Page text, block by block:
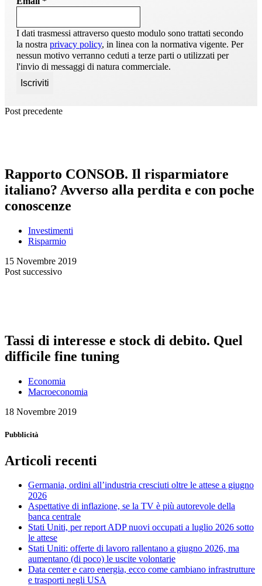
I dati trasmessi attraverso questo modulo sono trattati secondo
la nostra privacy policy, in linea con la normativa vigente. Per
nessun motivo verranno ceduti a terze parti o utilizzati per
l'invio di messaggi di natura commerciale.
Post precedente
Rapporto CONSOB. Il risparmiatore
italiano? Avverso alla perdita e con poche
conoscenze
Investimenti
Risparmio
15 Novembre 2019
Post successivo
Tassi di interesse e stock di debito. Quel
difficile fine tuning
Economia
Macroeconomia
18 Novembre 2019
Pubblicità
Articoli recenti
Germania, ordini all’industria cresciuti oltre le attese a giugno
2026
Aspettative di inflazione, se la TV è più autorevole della
banca centrale
Stati Uniti, per report ADP nuovi occupati a luglio 2026 sotto
le attese
Stati Uniti: offerte di lavoro rallentano a giugno 2026, ma
aumentano (di poco) le uscite volontarie
Data center e caro energia, ecco come cambiano infrastrutture
e trasporti negli USA